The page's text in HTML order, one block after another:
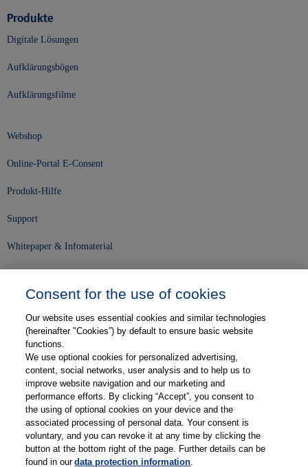
Produkte
Digitale Lösungen
Aufklärungsbögen
Aufklärungsfilme
Webshop
Online-Portal E-Consent
Produkt-Hilfe
Support
Whitepaper & Infomaterial
Karriere
Kontakt
Web-Semniare
Anwenderberichte
Partner
Consent for the use of cookies
Our website uses essential cookies and similar technologies
(hereinafter "Cookies”) by default to ensure basic website
functions.
We use optional cookies for personalized advertising,
content, social networks, user analysis and to help us to
improve website navigation and our marketing and
performance efforts. By clicking “Accept”, you consent to
the using of optional cookies on your device and the
associated processing of personal data. Your consent is
voluntary, and you can revoke it at any time by clicking the
button at the bottom right of the page. Further details can be
found in ourdata protection information.